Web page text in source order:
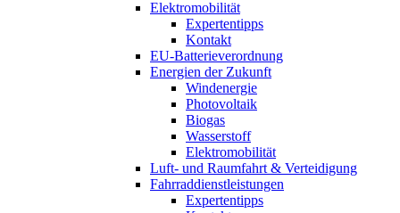
Elektromobilität
Expertentipps
Kontakt
EU-Batterieverordnung
Energien der Zukunft
Windenergie
Photovoltaik
Biogas
Wasserstoff
Elektromobilität
Luft- und Raumfahrt & Verteidigung
Fahrraddienstleistungen
Expertentipps